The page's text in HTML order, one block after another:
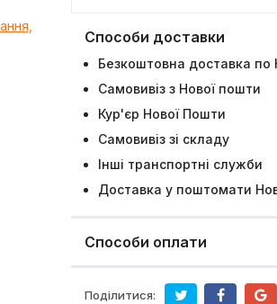
Способи доставки
Безкоштовна доставка по
Самовивіз з Нової пошти
Кур'єр Нової Пошти
Самовивіз зі складу
Інші транспортні служби
Доставка у поштомати
Способи оплати
Поділитися: